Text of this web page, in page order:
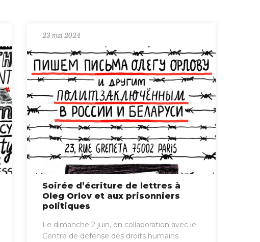
23 mai 2024
Soirée d’écriture de lettres à
Oleg Orlov et aux prisonniers
politiques
Le dimanche 2 juin, en collaboration avec le
Centre de défense des droits humains